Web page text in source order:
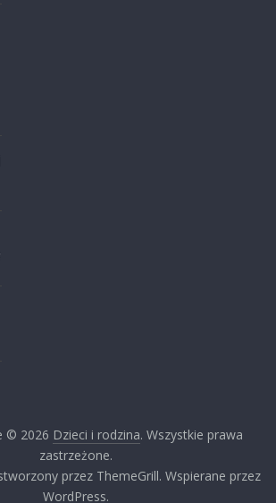
© 2026 Dzieci i rodzina. Wszystkie prawa
zastrzeżone.
przez ThemeGrill. Wspierane przez
WordPress.